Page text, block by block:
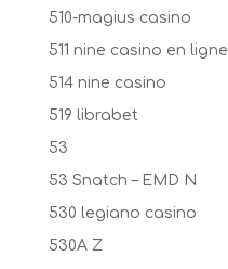
510-magius casino
511 nine casino en ligne
514 nine casino
519 librabet
53
53 Snatch – EMD N
530 legiano casino
530A Z